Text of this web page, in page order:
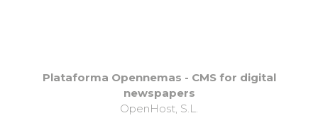
Plataforma Opennemas - CMS for digital
newspapers
OpenHost, S.L.